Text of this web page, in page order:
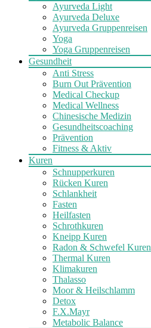
Ayurveda Light
Ayurveda Deluxe
Ayurveda Gruppenreisen
Yoga
Yoga Gruppenreisen
Gesundheit
Anti Stress
Burn Out Prävention
Medical Checkup
Medical Wellness
Chinesische Medizin
Gesundheitscoaching
Prävention
Fitness & Aktiv
Kuren
Schnupperkuren
Rücken Kuren
Schlankheit
Fasten
Heilfasten
Schrothkuren
Kneipp Kuren
Radon & Schwefel Kuren
Thermal Kuren
Klimakuren
Thalasso
Moor & Heilschlamm
Detox
F.X.Mayr
Metabolic Balance